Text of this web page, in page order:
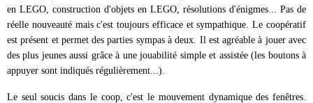
en LEGO, construction d'objets en LEGO, résolutions d'énigmes... Pas de
réelle nouveauté mais c'est toujours efficace et sympathique. Le coopératif
est présent et permet des parties sympas à deux. Il est agréable à jouer avec
des plus jeunes aussi grâce à une jouabilité simple et assistée (les boutons à
appuyer sont indiqués régulièrement...).
Le seul soucis dans le coop, c'est le mouvement dynamique des fenêtres.